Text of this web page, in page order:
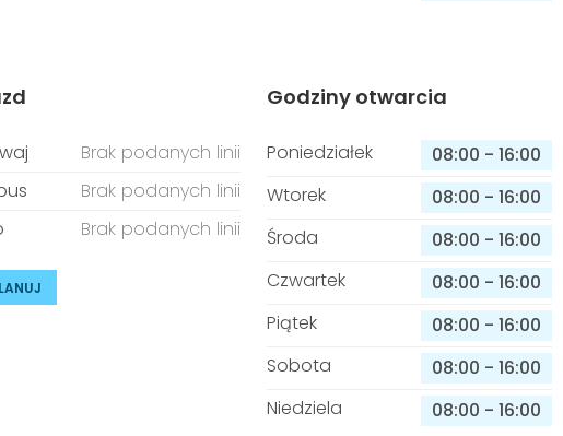
Brak podanych linii
Brak podanych linii
Brak podanych linii
Godziny otwarcia
Poniedziałek 08:00 - 16:00
Wtorek
08:00 - 16:00
Środa
08:00 - 16:00
Czwartek
08:00 - 16:00
Piątek
08:00 - 16:00
Sobota
08:00 - 16:00
Niedziela
08:00 - 16:00